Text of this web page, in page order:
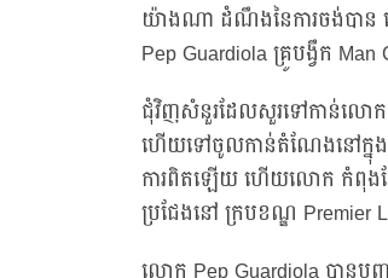
យ៉ាងណា ដំណឹងនៃការចង់បាន ប
Pep Guardiola គ្រូបង្វឹក
ជុំវិញសំនួរដែលសួរទៅកាន់លោក
ហើយទៅចូលកាន់តំណែងនៅក្នុងក្
ការពិតឡើយ ហើយលោក កំពុងតែ
ប្រជែងនៅ ក្របខណ្ឌ Premier